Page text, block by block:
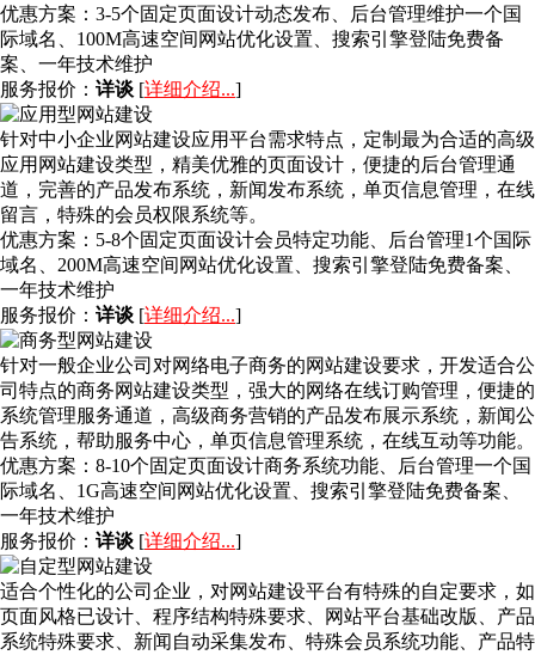
优惠方案： 3-5个固定页面设计动态发布、后台管理维护一个国
际域名、100M高速空间网站优化设置、搜索引擎登陆免费备
案、一年技术维护
服务报价： 详谈 [详细介绍...]
针对中小企业网站建设应用平台需求特点，定制最为合适的高级
应用网站建设类型，精美优雅的页面设计，便捷的后台管理通
道，完善的产品发布系统，新闻发布系统，单页信息管理，在线
留言，特殊的会员权限系统等。
优惠方案： 5-8个固定页面设计会员特定功能、后台管理1个国际
域名、200M高速空间网站优化设置、搜索引擎登陆免费备案、
一年技术维护
服务报价： 详谈 [详细介绍...]
针对一般企业公司对网络电子商务的网站建设要求，开发适合公
司特点的商务网站建设类型，强大的网络在线订购管理，便捷的
系统管理服务通道，高级商务营销的产品发布展示系统，新闻公
告系统，帮助服务中心，单页信息管理系统，在线互动等功能。
优惠方案： 8-10个固定页面设计商务系统功能、后台管理一个国
际域名、1G高速空间网站优化设置、搜索引擎登陆免费备案、
一年技术维护
服务报价： 详谈 [详细介绍...]
适合个性化的公司企业，对网站建设平台有特殊的自定要求，如
页面风格已设计、程序结构特殊要求、网站平台基础改版、产品
系统特殊要求、新闻自动采集发布、特殊会员系统功能、产品特